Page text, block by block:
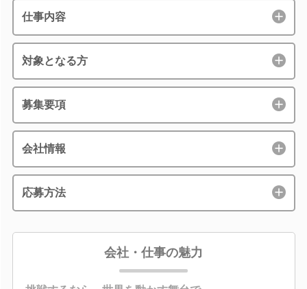
仕事内容
対象となる方
募集要項
会社情報
応募方法
会社・仕事の魅力